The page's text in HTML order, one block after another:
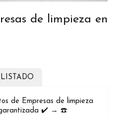
de limpieza en
LISTADO
de Empresas de limpieza
garantizada ✔️ → ☎️